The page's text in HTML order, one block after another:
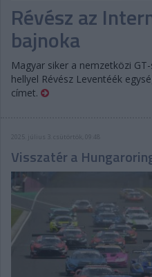
Révész az
bajnoka
Magyar siker a nemzetközi
hellyel Révész Leventéék
címet.
2025. július 3. csütörtök, 09:48
Visszatér a